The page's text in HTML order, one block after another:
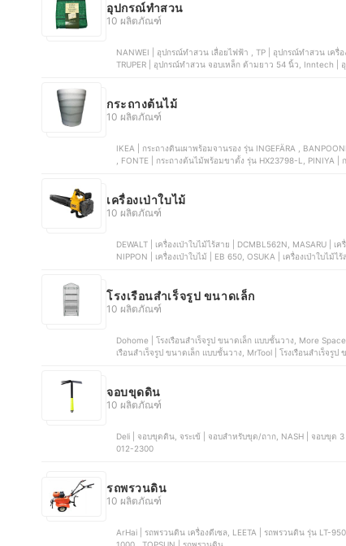
อุปกรณ์ทำสวน
10 ผลิตภัณฑ์
NANWEI | อุปกรณ์ทำสวน เลื่อยไฟฟ้า , TP | อุปกรณ์ทำสวน เครื่องตัดหญ้า รุ่น GT-411, KARCHER | อุปกรณ์ทำสวน สปริงเกอร์ แบบส่าย,
กระถางต้นไม้
10 ผลิตภัณฑ์
IKEA | กระถางดินเผาพร้อมจานรอง รุ่น INGEFÄRA , BANPOONPUN |
, FONTE | กระถางต้นไม้พร้อมขาตั้ง รุ่น HX23798-L, PINIYA
เครื่องเป่าใบไม้
10 ผลิตภัณฑ์
DEWALT | เครื่องเป่าใบไม้ไร้สาย | DCMBL562N, MASARU | เครื่องเป่าใบไม้ไร้สาย | SCBL-800, Makita | เครื่องเป่าใบไม้ | DUB362Z,
โรงเรือนสำเร็จรูป ขนาดเล็ก
10 ผลิตภัณฑ์
Dohome | โรงเรือนสำเร็จรูป ขนาดเล็ก แบบชั้นวาง, More
เรือนสำเร็จรูป ขนาดเล็ก แบบชั้นวาง, MrTool | โรงเรือนสำเร็จรู
จอบขุดดิน
10 ผลิตภัณฑ์
Deli | จอบขุดดิน, จระเข้ | จอบสำหรับขุด/ถาก, NASH | จอบขุด 3 ปอนด์ รุ่น H301, จระเข้สมอ | จอบ 2 ปอนด์, จระเข้ 3 ดาว | จอบขุด | 02-
012-2300
รถพรวนดิน
10 ผลิตภัณฑ์
ArHai | รถพรวนดิน เครื่องดีเซล, LEETA | รถพรวนดิน รุ่น LT-950, HIMIWAY | รถพรวนดิน 7.5 แรงม้า, Landmart | รถพรวนดิน รุ่น LM-